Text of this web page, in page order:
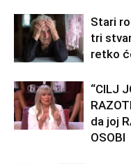
Stari
tri
retko
“CILJ
da joj
OSOBI